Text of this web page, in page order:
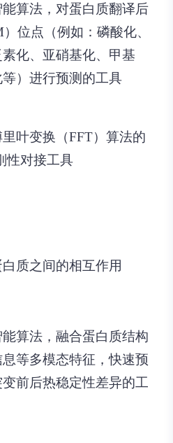
算法，对蛋白质翻译后
位点（例如：磷酸化、
化、亚硝基化、甲基
）进行预测的工具
叶变换（FFT）算法的
性对接工具
质之间的相互作用
算法，融合蛋白质结构
等多模态特征，快速预
前后热稳定性差异的工